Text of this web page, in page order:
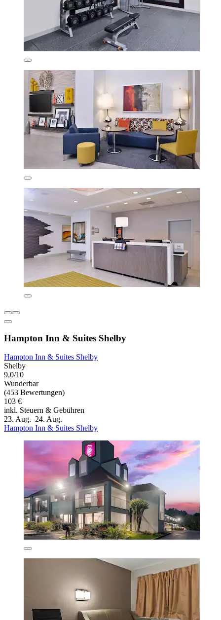
Hampton Inn & Suites Shelby
Hampton Inn & Suites Shelby
Shelby
9,0/10
Wunderbar
(453 Bewertungen)
103 €
inkl. Steuern & Gebühren
23. Aug.–24. Aug.
Hampton Inn & Suites Shelby